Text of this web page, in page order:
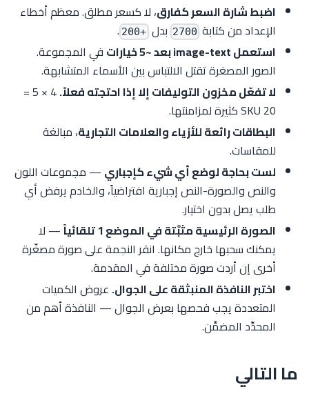
اضبط شارة السعر كفارق، لا كسعر مطلق. معظم أخطاء
الإعداد من كتابة 2700 بدل +200
.
استعمل image-text بعد ~5 خيارات
في المجموعة.
الصور المصغرة تقتل الالتباس بين الأسماء المتشابهة.
لا تفعّل مخزون التوليفات إلا إذا احتجته فعلاً.
4 × 5 =
20 SKU كثيرة لمزامنتها.
البطاقات رائعة للأزياء والعلامات التجارية، مبالغة
للمقاسات.
لست بحاجة لوضع أي شيء كإجباري — مجموعات اللون
والنص والصورة-النص إجبارية افتراضياً، والخادم يرفض أي
طلب يصل بدون اختيار.
الصورة الرئيسية مثبَّتة في الموضع 1 تلقائياً
— لا
يمكنك سحبها خارج مكانها. انقر النجمة على صورة مصغّرة
أخرى إن أردت صورة مختلفة في المقدمة.
اختبر النافذة المنبثقة على الجوال. عروض الكميات
المتعددة يجب فحصها بعرض الجوال — النافذة أهم من
المحدِّد المضمَّن.
ما التالي